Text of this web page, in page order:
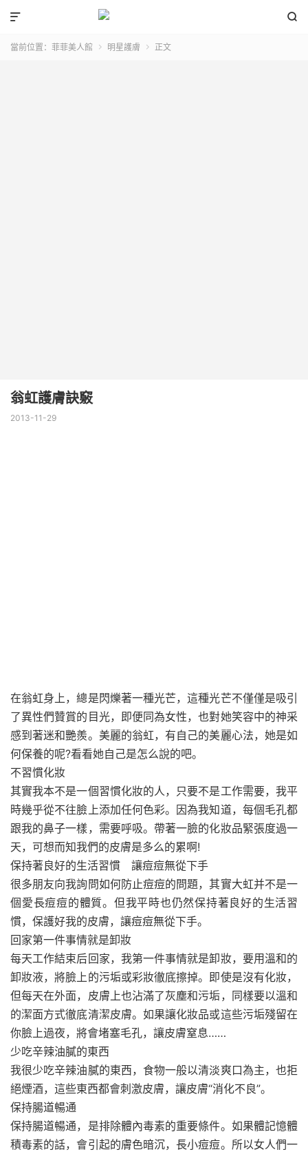


當前位置： 菲菲美人館  明星護膚  正文
翁虹護膚訣竅
2013-11-29
在翁虹身上，總是閃爍著一種光芒，這種光芒不僅僅是吸引
了異性們贊賞的目光，即便同為女性，也對她笑容中的神采
感到著迷和艷羨。美麗的翁虹，有自己的美麗心法，她是如
何保養的呢?看看她自己是怎么說的吧。
不習慣化妝
其實我本不是一個習慣化妝的人，只要不是工作需要，我平
時幾乎從不往臉上添加任何色彩。因為我知道，每個毛孔都
跟我的鼻子一樣，需要呼吸。帶著一臉的化妝品緊張度過一
天，可想而知我們的皮膚是多么的累啊!
保持著良好的生活習慣 讓痘痘無從下手
很多朋友向我詢問如何防止痘痘的問題，其實大虹并不是一
個愛長痘痘的體質。但我平時也仍然保持著良好的生活習
慣，保護好我的皮膚，讓痘痘無從下手。
回家第一件事情就是卸妝
每天工作結束后回家，我第一件事情就是卸妝，要用溫和的
卸妝液，將臉上的污垢或彩妝徹底擦掉。即使是沒有化妝，
但每天在外面，皮膚上也沾滿了灰塵和污垢，同樣要以溫和
的潔面方式徹底清潔皮膚。如果讓化妝品或這些污垢殘留在
你臉上過夜，將會堵塞毛孔，讓皮膚窒息……
少吃辛辣油膩的東西
我很少吃辛辣油膩的東西，食物一般以清淡爽口為主，也拒
絕煙酒，這些東西都會刺激皮膚，讓皮膚“消化不良”。
保持腸道暢通
保持腸道暢通，是排除體內毒素的重要條件。如果體記憶體
積毒素的話，會引起的膚色暗沉，長小痘痘。所以女人們一